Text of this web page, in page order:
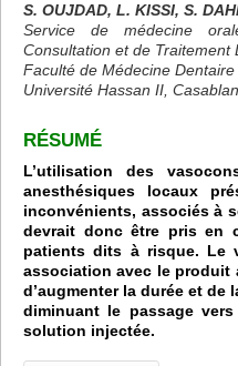
S. OUJDAD, L. KISSI, S.
Service de médecine
Consultation et de Traitement
Faculté de Médecine
Université Hassan II,
RÉSUMÉ
L’utilisation des
anesthésiques locaux
inconvénients, associés à
devrait donc être pris en
patients dits à risque. Le
association avec le produit
d’augmenter la durée et de
diminuant le passage
solution injectée.